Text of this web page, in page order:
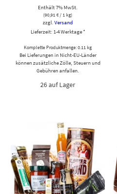
Enthält 7% MwSt.
(90,91€/ 1 kg)
zzgl.Versand
Lieferzeit: 1-4 Werktage *
Komplette Produktmenge: 0.11 kg
Bei Lieferungen in Nicht-EU-Länder
können zusätzliche Zölle, Steuern und
Gebühren anfallen.
26 auf Lager